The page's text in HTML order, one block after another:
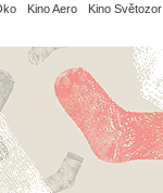
Kino Aero Kino Světozor